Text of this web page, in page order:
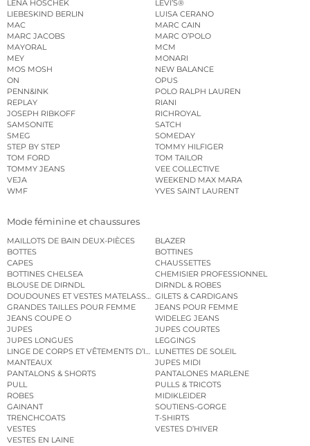
LENA HOSCHEK
LEVI’S®
LIEBESKIND BERLIN
LUISA CERANO
MAC
MARC CAIN
MARC JACOBS
MARC O’POLO
MAYORAL
MCM
MEY
MONARI
MOS MOSH
NEW BALANCE
ON
OPUS
PENN&INK
POLO RALPH LAUREN
REPLAY
RIANI
JOSEPH RIBKOFF
RICHROYAL
SAMSONITE
SATCH
SMEG
SOMEDAY
STEP BY STEP
TOMMY HILFIGER
TOM FORD
TOM TAILOR
TOMMY JEANS
VEE COLLECTIVE
VEJA
WEEKEND MAX MARA
WMF
YVES SAINT LAURENT
Mode féminine et chaussures
MAILLOTS DE BAIN DEUX-PIÈCES
BLAZER
BOTTES
BOTTINES
CAPES
CHAUSSETTES
BOTTINES CHELSEA
CHEMISIER PROFESSIONNEL
BLOUSE DE DIRNDL
DIRNDL & ROBES
DOUDOUNES ET VESTES MATELASSÉESGILETS & CARDIGANS
GRANDES TAILLES POUR FEMME
JEANS POUR FEMME
JEANS COUPE O
WIDELEG JEANS
JUPES
JUPES COURTES
JUPES LONGUES
LEGGINGS
LINGE DE CORPS ET VÊTEMENTS D’INTÉRIEURLUNETTES DE SOLEIL
MANTEAUX
JUPES MIDI
PANTALONS & SHORTS
PANTALONES MARLENE
PULL
PULLS & TRICOTS
ROBES
MIDIKLEIDER
GAINANT
SOUTIENS-GORGE
TRENCHCOATS
T-SHIRTS
VESTES
VESTES D’HIVER
VESTES EN LAINE